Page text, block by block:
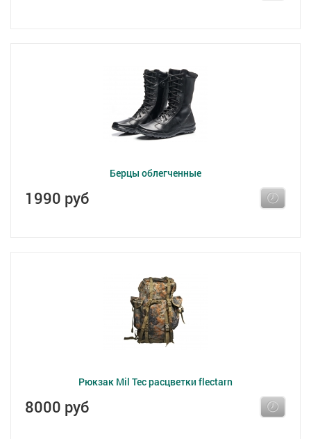
Берцы облегченные
1990 руб
Рюкзак Mil Tec расцветки flectarn
8000 руб